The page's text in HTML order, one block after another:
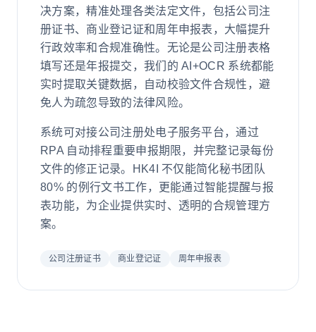
决方案，精准处理各类法定文件，包括公司注
册证书、商业登记证和周年申报表，大幅提升
行政效率和合规准确性。无论是公司注册表格
填写还是年报提交，我们的 AI+OCR 系统都能
实时提取关键数据，自动校验文件合规性，避
免人为疏忽导致的法律风险。
系统可对接公司注册处电子服务平台，通过
RPA 自动排程重要申报期限，并完整记录每份
文件的修正记录。HK4I 不仅能简化秘书团队
80% 的例行文书工作，更能通过智能提醒与报
表功能，为企业提供实时、透明的合规管理方
案。
公司注册证书 商业登记证 周年申报表